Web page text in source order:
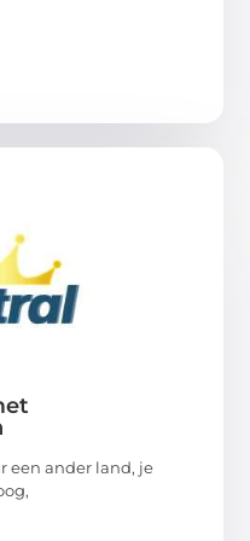
een ander land, je